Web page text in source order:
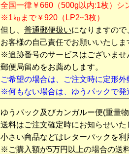
全国一律￥660（500g以内:1枚）シ
※1㎏まで￥920（LP2~3枚）
但し、 普通郵便扱いになりますの
お客様の自己責任でお願いいたしま
※追跡番号のサービスはございませ
郵便局留めをお薦めします。
ご希望の場合は、ご注文時に定形
※何もない場合は、ゆうパックで発
ゆうパック及びカンガルー便(重量
送料はご注文確定時にお知らせいた
小さい商品などはレターパックを利
※ご購入額が5万円以上の場合の送